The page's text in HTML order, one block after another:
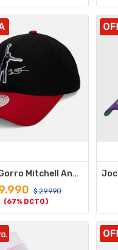
Jockey Gorro Mitchell And Ness Highlights Real Heat Dwyane Wade
$29.990
(67% DCTO)